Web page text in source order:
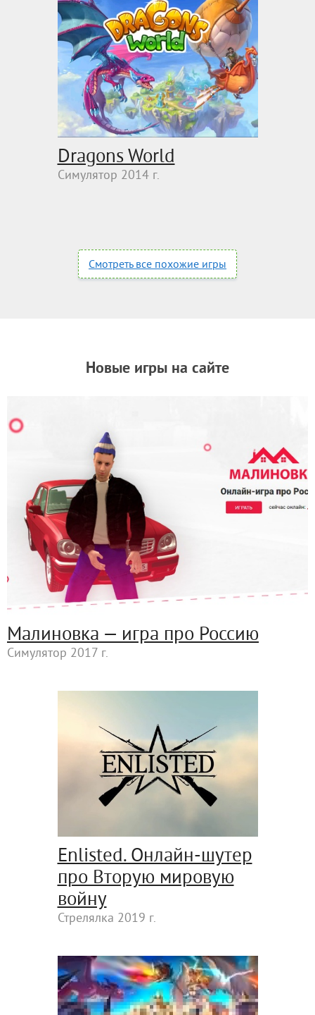
Dragons World
Симулятор 2014 г.
Смотреть все похожие игры
Новые игры на сайте
Малиновка — игра про Россию
Симулятор 2017 г.
Enlisted. Онлайн-шутер
про Вторую мировую
войну
Стрелялка 2019 г.